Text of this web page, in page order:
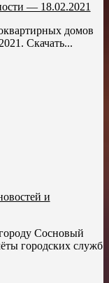
— 18.02.2021
домов
Скачать...
и
Сосновый
городских служб